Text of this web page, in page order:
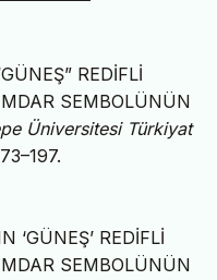
REDİFLİ
SEMBOLÜNÜN
Üniversitesi Türkiyat
‘GÜNEŞ’ REDİFLİ
SEMBOLÜNÜN